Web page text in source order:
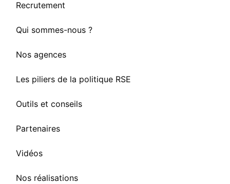
Recrutement
Qui sommes-nous ?
Nos agences
Les piliers de la politique RSE
Outils et conseils
Partenaires
Vidéos
Nos réalisations